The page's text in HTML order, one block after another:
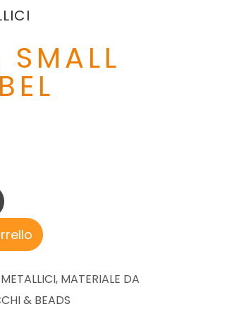
SMALL
, MATERIALE DA
& BEADS